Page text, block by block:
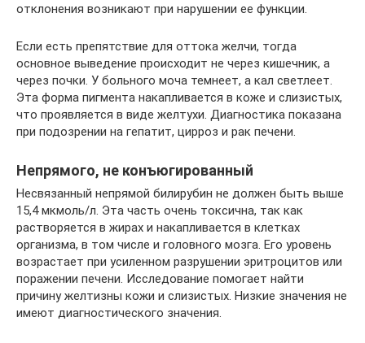
отклонения возникают при нарушении ее функции.
Если есть препятствие для оттока желчи, тогда
основное выведение происходит не через кишечник, а
через почки. У больного моча темнеет, а кал светлеет.
Эта форма пигмента накапливается в коже и слизистых,
что проявляется в виде желтухи. Диагностика показана
при подозрении на гепатит, цирроз и рак печени.
Непрямого, не конъюгированный
Несвязанный непрямой билирубин не должен быть выше
15,4 мкмоль/л. Эта часть очень токсична, так как
растворяется в жирах и накапливается в клетках
организма, в том числе и головного мозга. Его уровень
возрастает при усиленном разрушении эритроцитов или
поражении печени. Исследование помогает найти
причину желтизны кожи и слизистых. Низкие значения не
имеют диагностического значения.